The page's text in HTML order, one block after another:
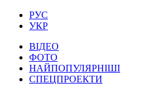
РУС
УКР
ВІДЕО
ФОТО
НАЙПОПУЛЯРНІШІ
СПЕЦПРОЕКТИ